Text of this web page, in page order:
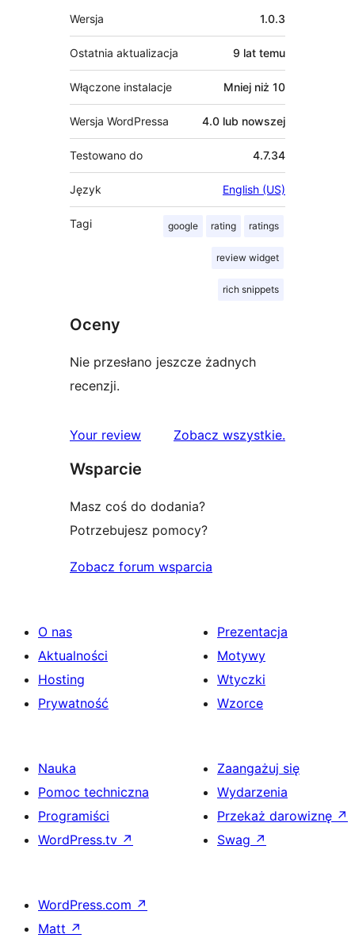
Meta
Wersja 1.0.3
Ostatnia aktualizacja 9 lat temu
Włączone instalacje Mniej niż 10
Wersja WordPressa 4.0 lub nowszej
Testowano do 4.7.34
Język English (US)
Tagi google rating ratings
review widget
rich snippets
Oceny
Nie przesłano jeszcze żadnych
recenzji.
Your review Zobacz wszystkierecenzje
.
Wsparcie
Masz coś do dodania?
Potrzebujesz pomocy?
Zobacz forum wsparcia
O nas
Aktualności
Hosting
Prywatność
Prezentacja
Motywy
Wtyczki
Wzorce
Nauka
Pomoc techniczna
Programiści
WordPress.tv ↗
Zaangażuj się
Wydarzenia
Przekaż darowiznę ↗
Swag ↗
WordPress.com ↗
Matt ↗